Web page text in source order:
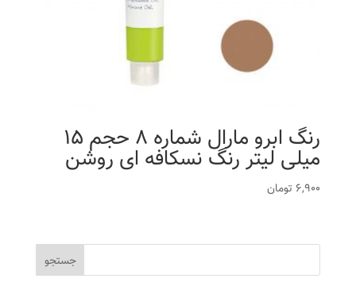
رنگ ابرو مارال شماره 8 حجم 15
میلی لیتر رنگ نسکافه ای روشن
6,900 تومان